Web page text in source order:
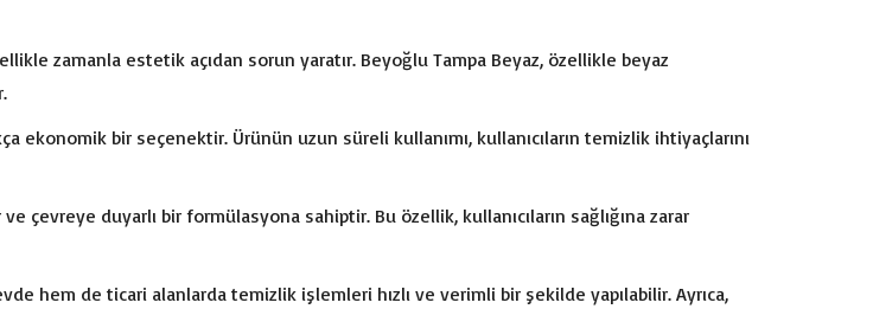
zamanla estetik açıdan sorun yaratır. Beyoğlu Tampa Beyaz, özellikle beyaz
ekonomik bir seçenektir. Ürünün uzun süreli kullanımı, kullanıcıların temizlik ihtiyaçlarını
duyarlı bir formülasyona sahiptir. Bu özellik, kullanıcıların sağlığına zarar
hem de ticari alanlarda temizlik işlemleri hızlı ve verimli bir şekilde yapılabilir. Ayrıca,